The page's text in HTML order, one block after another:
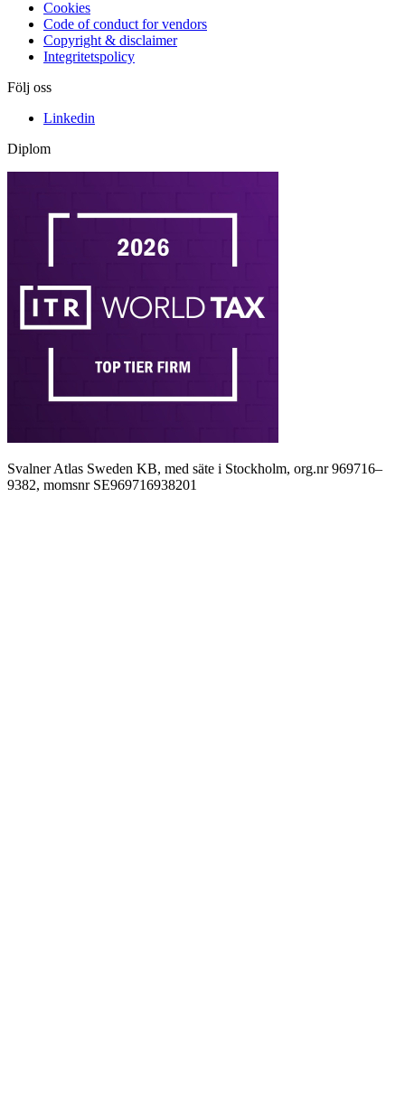
Cookies
Code of conduct for vendors
Copyright & disclaimer
Integritetspolicy
Följ oss
Linkedin
Diplom
Svalner Atlas Sweden KB, med säte i Stockholm, org.nr 969716–
9382, momsnr SE969716938201